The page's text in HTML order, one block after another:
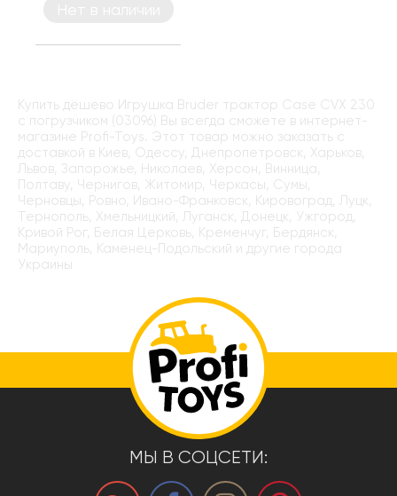
Купить дёшево Игрушка Bruder трактор Case CVX 230
с погрузчиком (03096) Вы всегда сможете в интернет-
магазине Profi-Toys. Этот товар можно заказать с
доставкой в Киев, Одессу, Днепропетровск, Харьков,
Львов, Запорожье, Николаев, Херсон, Винница,
Полтаву, Чернигов, Житомир, Черкасы, Сумы,
Черновцы, Ровно, Ивано-Франковск, Кировоград, Луцк,
Тернополь, Хмельницкий, Луганск, Донецк, Ужгород,
Кривой Рог, Белая Церковь, Кременчуг, Бердянск,
Мариуполь, Каменец-Подольский и другие города
Украины
МЫ В СОЦСЕТИ: